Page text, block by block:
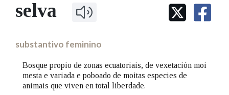
IDENTIDADE CORPORATIVA
MARCIAL DEL ADALID
FIGURAS HOMENAXEADAS
PRIMAVERA DAS LETRAS
PORTAL DAS PALABRAS
Facebook
TwitterYoutubeInstagram
Bluesky
BUSCAR NOS LEMAS
Remata por
selva
substantivo feminino
Bosque propio de zonas ecuatoriais, de vexetación moi
mesta e variada e poboado de moitas especies de
animais que viven en total liberdade.